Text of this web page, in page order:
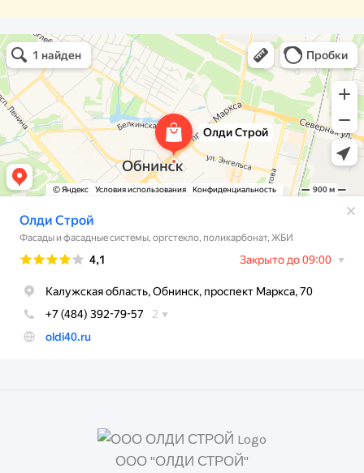
Олди Строй
Фасады и фасадные системы в Обнинске
Оргстекло, поликарбонат в Обнинске
ООО "ОЛДИ СТРОЙ"